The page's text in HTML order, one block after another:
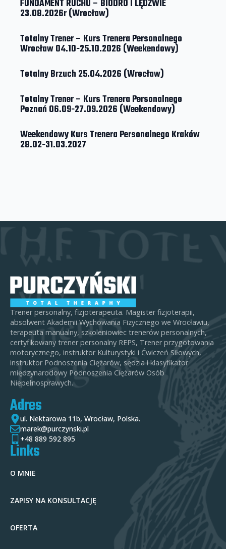
FUNDAMENT RUCHU – BIODRO I LĘDŹWIE
23.08.2026r (Wrocław)
Totalny Trener – Kurs Trenera Personalnego
Wrocław 04.10-25.10.2026 (Weekendowy)
Totalny Brzuch 25.04.2026 (Wrocław)
Totalny Trener – Kurs Trenera Personalnego
Poznań 06.09-27.09.2026 (Weekendowy)
Weekendowy Kurs Trenera Personalnego Kraków
28.02-31.03.2027
Trener personalny, fizjoterapeuta. Magister fizjoterapii,
absolwent Akademii Wychowania Fizycznego we Wrocławiu,
terapeuta manualny, szkoleniowiec trenerów personalnych,
certyfikowany trener personalny REPS, Trener przygotowania
motorycznego, instruktor Kulturystyki i Ćwiczeń Siłowych,
instruktor Podnoszenia Ciężarów, sędzia i klasyfikator
międzynarodowy Podnoszenia Ciężarów Osób
Niepełnosprawych.
Adres
ul. Nektarowa 11b, Wrocław, Polska.
marek@purczynski.pl
+48 889 592 895
Links
O MNIE
ZAPISY NA KONSULTACJĘ
OFERTA